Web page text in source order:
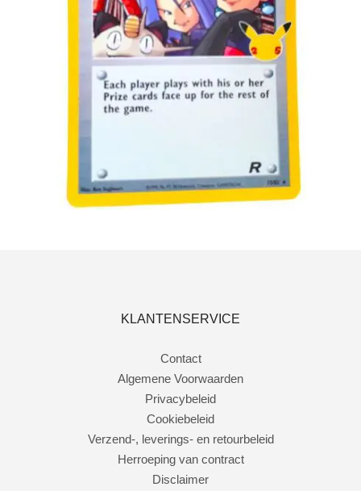
€1.00
KLANTENSERVICE
Contact
Algemene Voorwaarden
Privacybeleid
Cookiebeleid
Verzend-, leverings- en retourbeleid
Herroeping van contract
Disclaimer